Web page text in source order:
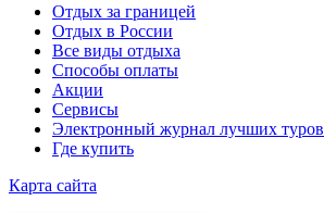
Отдых за границей
Отдых в России
Все виды отдыха
Способы оплаты
Акции
Сервисы
Электронный журнал лучших туров
Где купить
Карта сайта